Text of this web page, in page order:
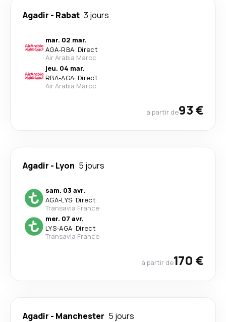
Agadir - Rabat 3 jours
mar. 02 mar.
AGA-RBA· Direct
Air Arabia Maroc
jeu. 04 mar.
RBA-AGA· Direct
Air Arabia Maroc
à partir de93 €
Agadir - Lyon 5 jours
sam. 03 avr.
AGA-LYS· Direct
Transavia France
mer. 07 avr.
LYS-AGA· Direct
Transavia France
à partir de170 €
Agadir - Manchester 5 jours